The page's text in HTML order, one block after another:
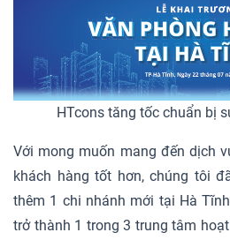
HTcons tăng tốc chuẩn bị
Với mong muốn mang đến dịch
khách hàng tốt hơn, chúng tôi
thêm 1 chi nhánh mới tại Hà
trở thành 1 trong 3 trung tâm